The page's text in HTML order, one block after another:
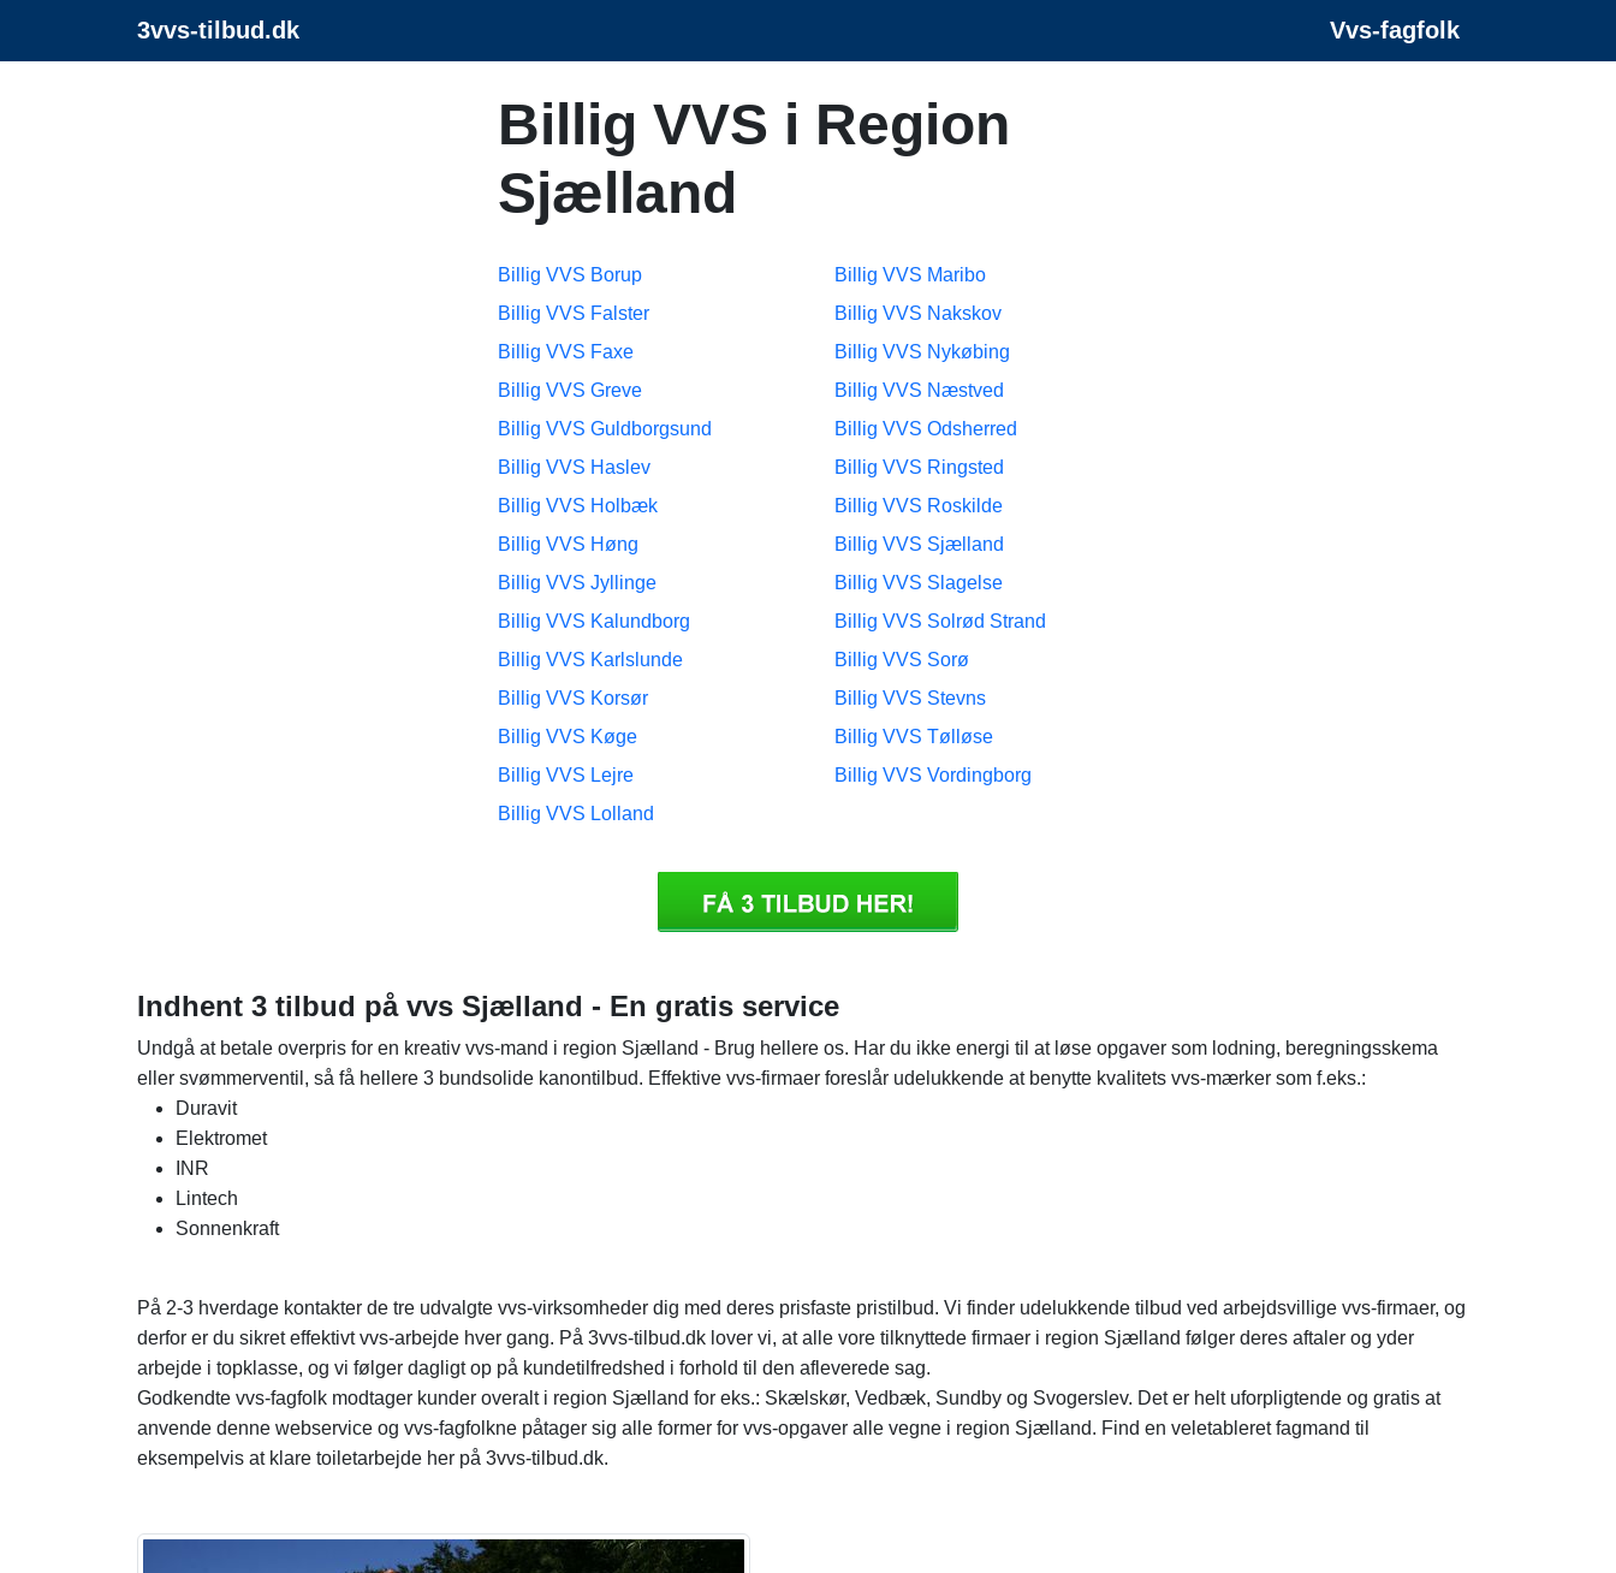
3vvs-tilbud.dk Vvs-fagfolk
Billig VVS i Region
Sjælland
Billig VVS Borup
Billig VVS Falster
Billig VVS Faxe
Billig VVS Greve
Billig VVS Guldborgsund
Billig VVS Haslev
Billig VVS Holbæk
Billig VVS Høng
Billig VVS Jyllinge
Billig VVS Kalundborg
Billig VVS Karlslunde
Billig VVS Korsør
Billig VVS Køge
Billig VVS Lejre
Billig VVS Lolland
Billig VVS Maribo
Billig VVS Nakskov
Billig VVS Nykøbing
Billig VVS Næstved
Billig VVS Odsherred
Billig VVS Ringsted
Billig VVS Roskilde
Billig VVS Sjælland
Billig VVS Slagelse
Billig VVS Solrød Strand
Billig VVS Sorø
Billig VVS Stevns
Billig VVS Tølløse
Billig VVS Vordingborg
Indhent 3 tilbud på vvs Sjælland - En gratis service
Undgå at betale overpris for en kreativ vvs-mand i region Sjælland - Brug hellere os. Har du ikke energi til at løse opgaver som lodning, beregningsskema
eller svømmerventil, så få hellere 3 bundsolide kanontilbud. Effektive vvs-firmaer foreslår udelukkende at benytte kvalitets vvs-mærker som f.eks.:
Duravit
Elektromet
INR
Lintech
Sonnenkraft
På 2-3 hverdage kontakter de tre udvalgte vvs-virksomheder dig med deres prisfaste pristilbud. Vi finder udelukkende tilbud ved arbejdsvillige vvs-firmaer, og
derfor er du sikret effektivt vvs-arbejde hver gang. På 3vvs-tilbud.dk lover vi, at alle vore tilknyttede firmaer i region Sjælland følger deres aftaler og yder
arbejde i topklasse, og vi følger dagligt op på kundetilfredshed i forhold til den afleverede sag.
Godkendte vvs-fagfolk modtager kunder overalt i region Sjælland for eks.: Skælskør, Vedbæk, Sundby og Svogerslev. Det er helt uforpligtende og gratis at
anvende denne webservice og vvs-fagfolkne påtager sig alle former for vvs-opgaver alle vegne i region Sjælland. Find en veletableret fagmand til
eksempelvis at klare toiletarbejde her på 3vvs-tilbud.dk.